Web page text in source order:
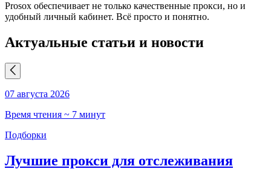
Prosox обеспечивает не только качественные прокси, но и
удобный личный кабинет. Всё просто и понятно.
Актуальные статьи и новости
07 августа 2026
Время чтения ~ 7 минут
Подборки
Лучшие прокси для отслеживания